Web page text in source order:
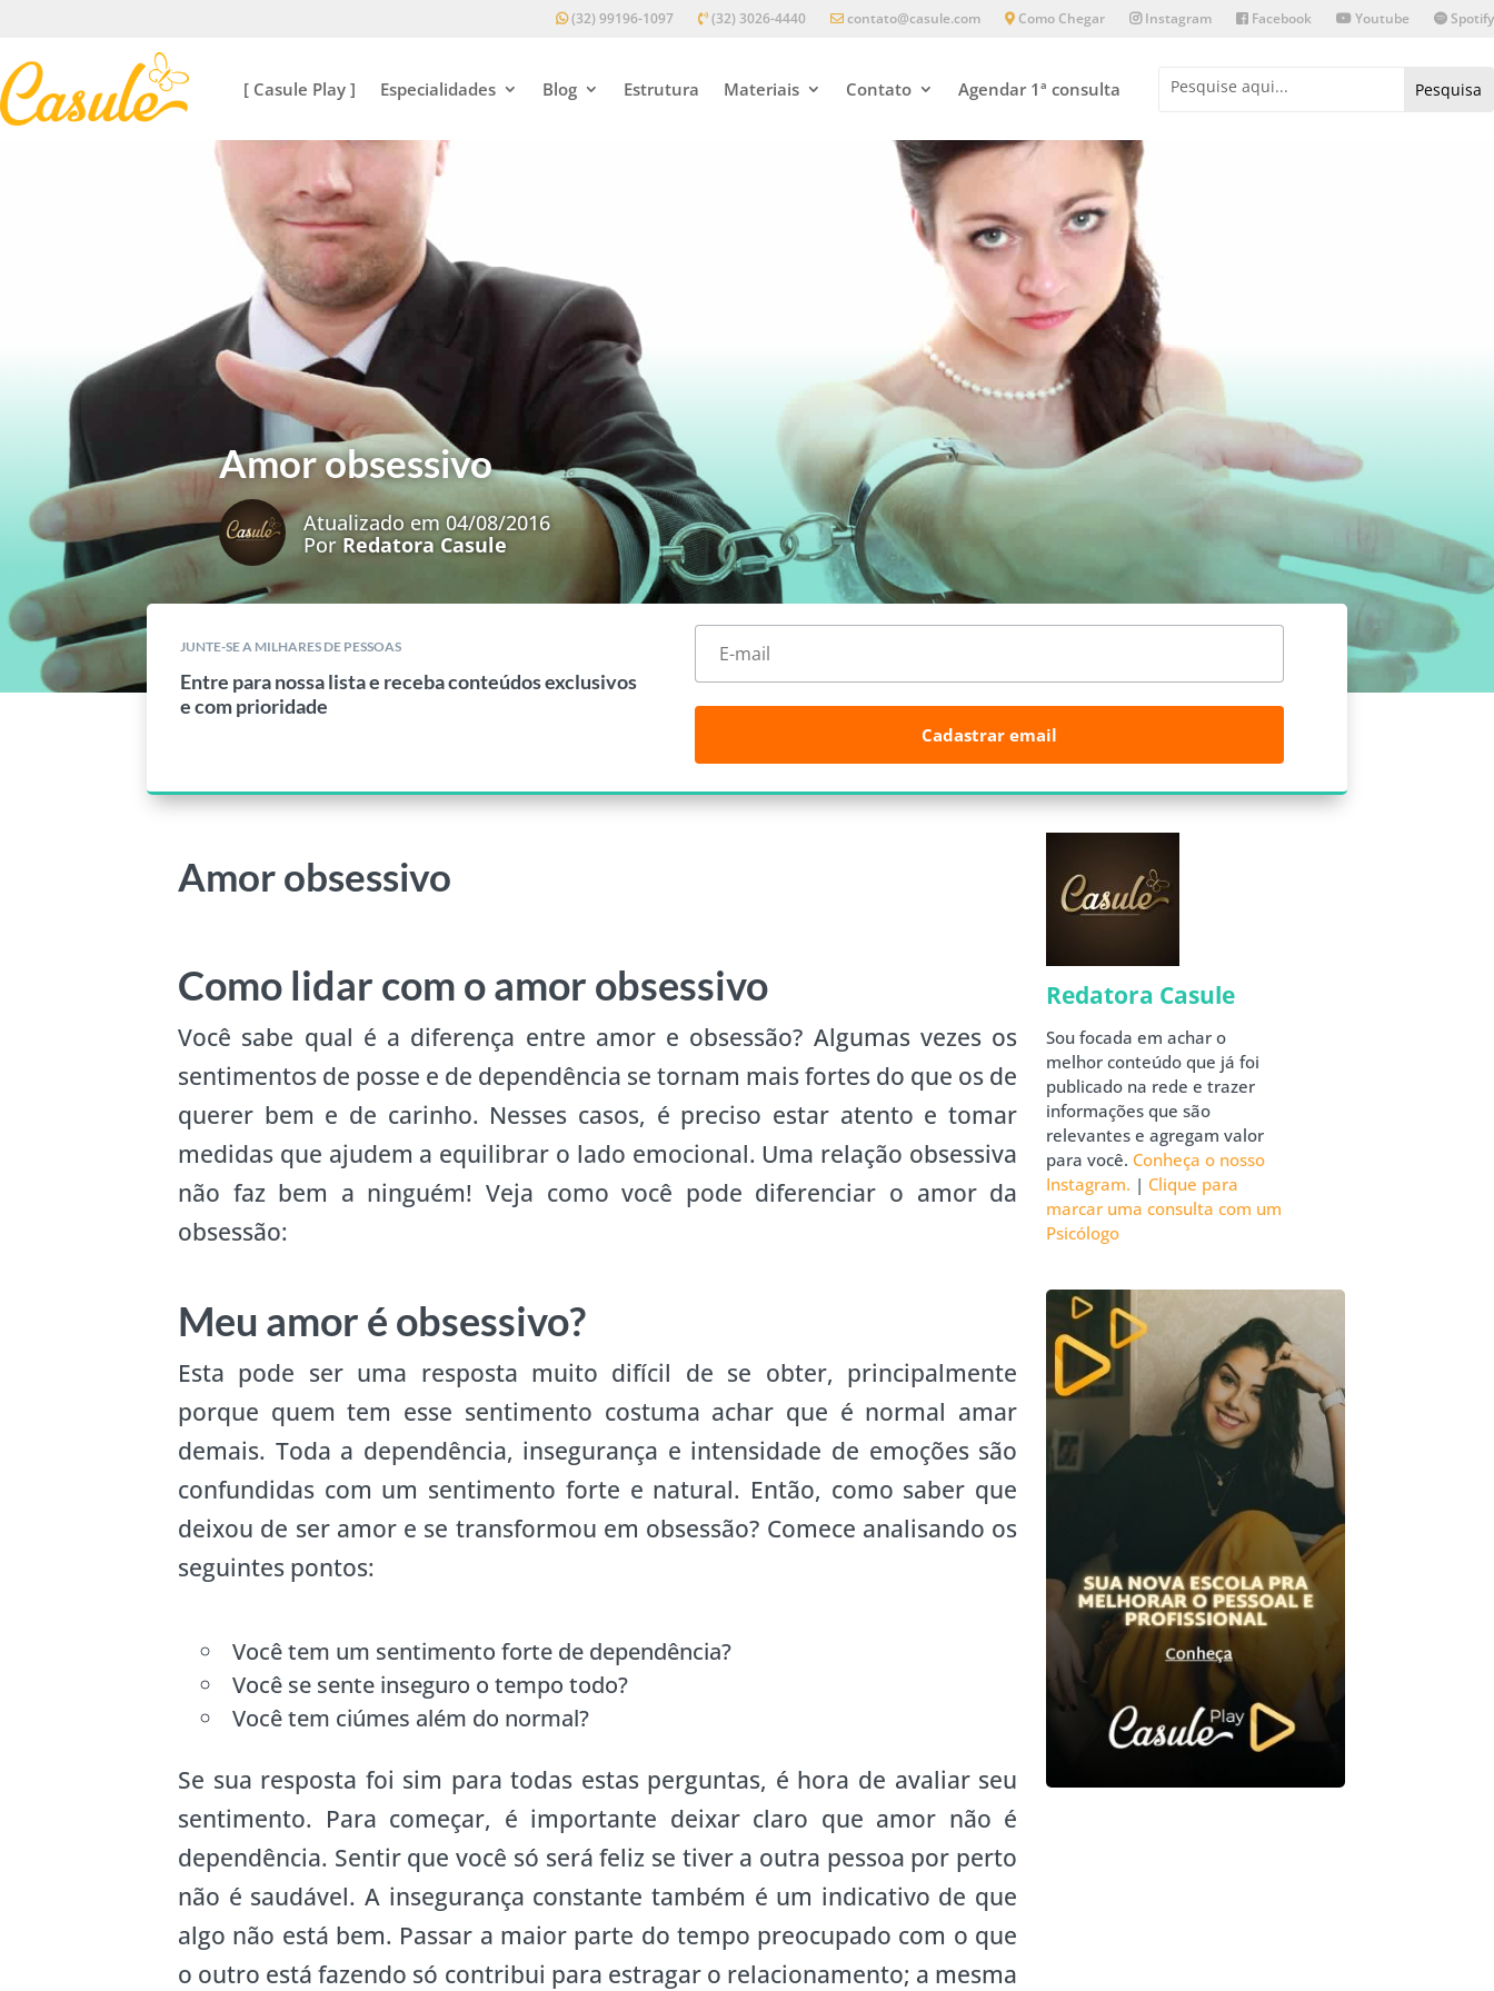
(32) 99196-1097 (32) 3026-4440 contato@casule.com Como Chegar Instagram Facebook Youtube Spotify
[ Casule Play ] Especialidades Blog Estrutura Materiais Contato Agendar 1ª consulta
Amor obsessivo
Atualizado em 04/08/2016
Por Redatora Casule
JUNTE-SE A MILHARES DE PESSOAS
Entre para nossa lista e receba conteúdos exclusivos
e com prioridade
Cadastrar email
Amor obsessivo
Como lidar com oamor obsessivo
Você sabe qual é a diferença entre amor e obsessão? Algumas vezes os
sentimentos de posse e de dependência se tornam mais fortes do que os de
querer bem e de carinho. Nesses casos, é preciso estar atento e tomar
medidas que ajudem a equilibrar o lado emocional. Uma relação obsessiva
não faz bem a ninguém! Veja como você pode diferenciar o amor da
obsessão:
Meu amor é obsessivo?
Esta pode ser uma resposta muito difícil de se obter, principalmente
porque quem tem esse sentimento costuma achar que é normal amar
demais. Toda a dependência, insegurança e intensidade de emoções são
confundidas com um sentimento forte e natural. Então, como saber que
deixou de ser amor e se transformou em obsessão? Comece analisando os
seguintes pontos:
Você tem um sentimento forte de dependência?
Você se sente inseguro o tempo todo?
Você tem ciúmes além do normal?
Se sua resposta foi sim para todas estas perguntas, é hora de avaliar seu
sentimento. Para começar, é importante deixar claro que amor não é
dependência. Sentir que você só será feliz se tiver a outra pessoa por perto
não é saudável. A insegurança constante também é um indicativo de que
algo não está bem. Passar a maior parte do tempo preocupado com o que
o outro está fazendo só contribui para estragar o relacionamento; a mesma
Redatora Casule
Sou focada em achar o
melhor conteúdo que já foi
publicado na rede e trazer
informações que são
relevantes e agregam valor
para você. Conheça o nosso
Instagram. | Clique para
marcar uma consulta com um
Psicólogo